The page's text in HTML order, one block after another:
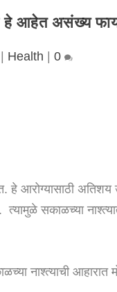
हे आहेत असंख्य
Health |0
आरोग्यासाठी अतिशय
सकाळच्या
नाश्त्याची